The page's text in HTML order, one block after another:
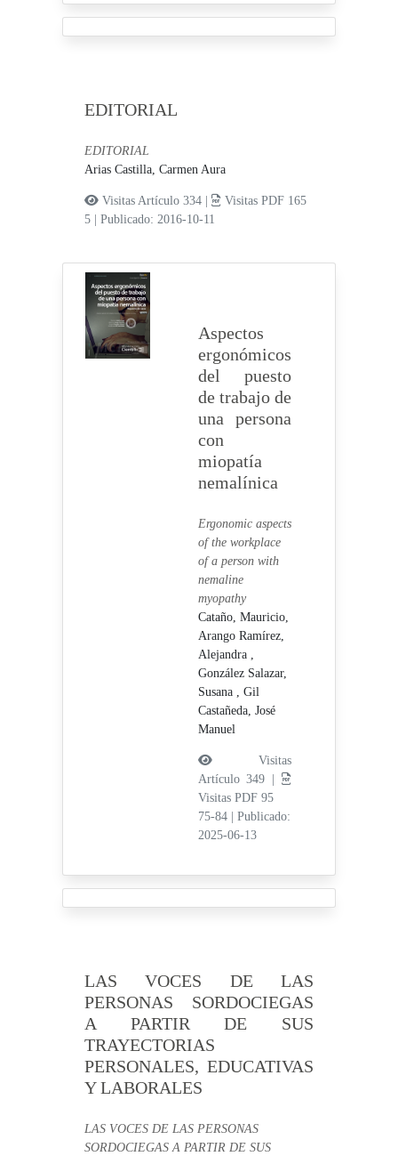
EDITORIAL
EDITORIAL
Arias Castilla, Carmen Aura
Visitas Artículo 334 |
Visitas PDF 165
5
|Publicado: 2016-10-11
Aspectos
ergonómicos
del puesto
de trabajo de
una persona
con
miopatía
nemalínica
Ergonomic aspects
of the workplace
of a person with
nemaline
myopathy
Cataño, Mauricio,
Arango Ramírez,
Alejandra ,
González Salazar,
Susana , Gil
Castañeda, José
Manuel
Visitas
Artículo 349 |
Visitas PDF 95
75-84
Publicado:
2025-06-13
LAS VOCES DE LAS
PERSONAS SORDOCIEGAS
A PARTIR DE SUS
TRAYECTORIAS
PERSONALES, EDUCATIVAS
Y LABORALES
LAS VOCES DE LAS PERSONAS
SORDOCIEGAS A PARTIR DE SUS